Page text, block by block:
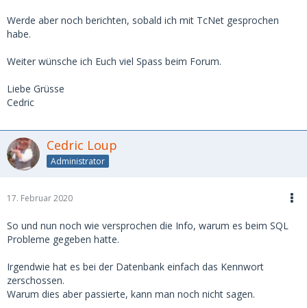
Werde aber noch berichten, sobald ich mit TcNet gesprochen
habe.
Weiter wünsche ich Euch viel Spass beim Forum.
Liebe Grüsse
Cedric
Cedric Loup
Administrator
17. Februar 2020
So und nun noch wie versprochen die Info, warum es beim SQL
Probleme gegeben hatte.
Irgendwie hat es bei der Datenbank einfach das Kennwort
zerschossen.
Warum dies aber passierte, kann man noch nicht sagen.